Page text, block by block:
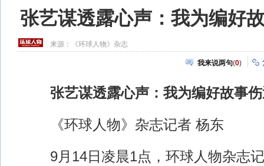
张艺谋透露心声：我为编好
来源： 《环球人物》杂志
我来说两句(0)
张艺谋透露心声：我为编好故事
《环球人物》杂志记者 杨东
9月14日凌晨1点，环球人物杂志记